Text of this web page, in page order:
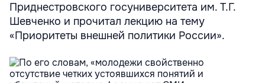
Приднестровского госуниверситета им. Т.Г.
Шевченко и прочитал лекцию на тему
«Приоритеты внешней политики России».